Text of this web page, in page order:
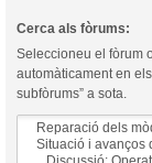
Cerca als fòrums:
Seleccioneu el fòrum
automàticament en
subfòrums” a sota.